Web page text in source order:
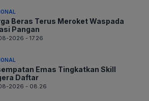
Beras Terus Meroket Waspada
Pangan
2026 - 17.26
Emas Tingkatkan Skill
Daftar
2026 - 08.26